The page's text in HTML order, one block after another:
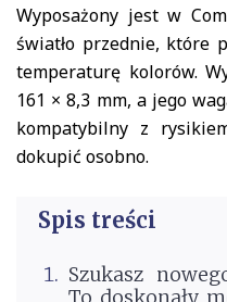
Wyposażony jest w
światło przednie, które
temperaturę kolorów.
161 × 8,3 mm, a jego
kompatybilny z
dokupić osobno.
Spis treści
Szukasz
To doskonały